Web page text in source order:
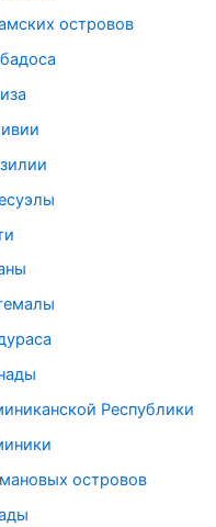
островов
Республики
островов